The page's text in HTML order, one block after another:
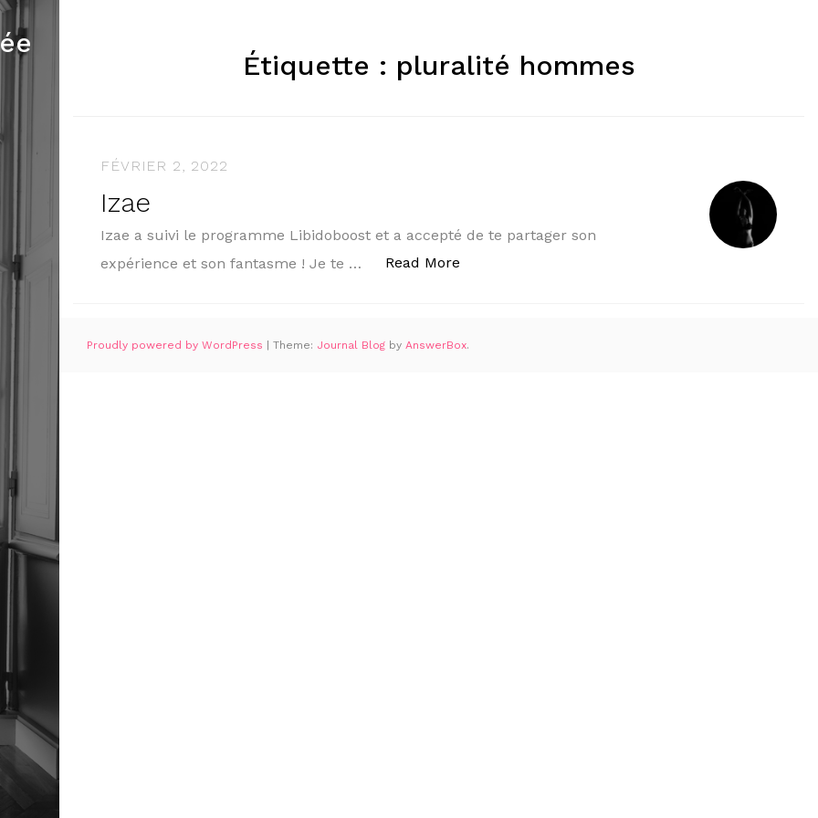
Étiquette : pluralité hommes
FÉVRIER 2, 2022
Izae
Izae a suivi le programme Libidoboost et a accepté de te partager son
expérience et son fantasme ! Je te …
Read More
Proudly powered by WordPress |Theme: Journal Blog byAnswerBox.